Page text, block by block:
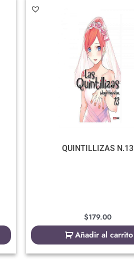
QUINTILLIZAS N.13
$179.00
Añadir al carrito